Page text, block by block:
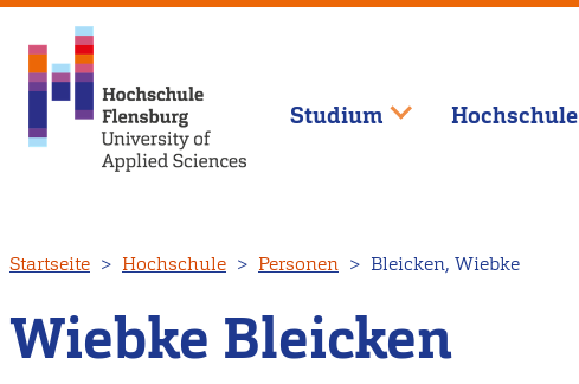
zum
Inhalt
Studium Hochschule
Startseite Hochschule Personen Bleicken, Wiebke
Wiebke Bleicken